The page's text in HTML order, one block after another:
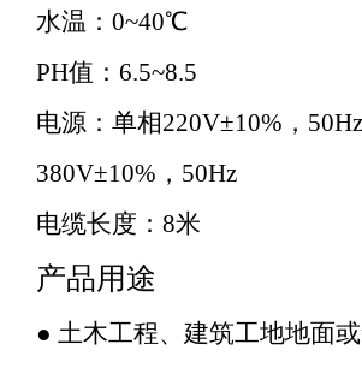
水温：0~40℃
PH值：6.5~8.5
电源：单相220V±10%，
380V±10%，50Hz
电缆长度：8米
产品用途
● 土木工程、建筑工地地面